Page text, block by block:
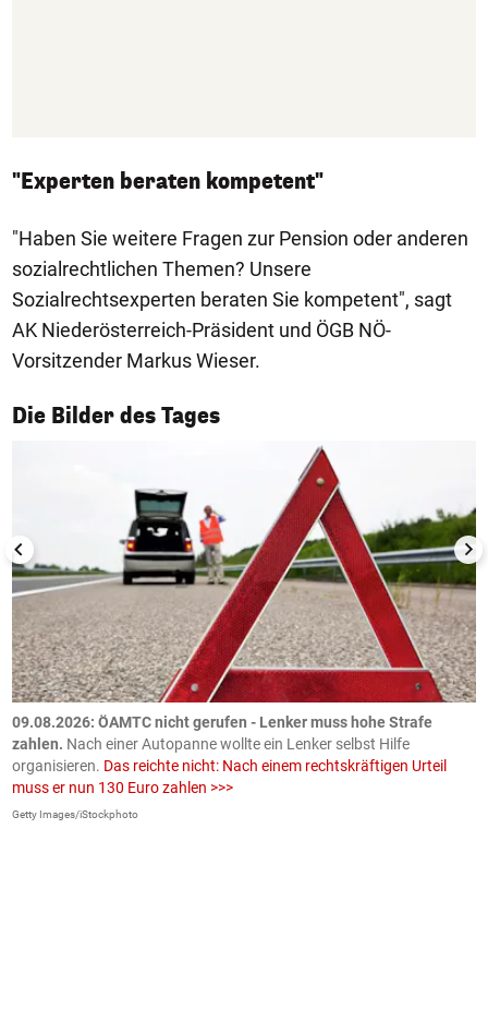
"Experten beraten kompetent"
"Haben Sie weitere Fragen zur Pension oder anderen
sozialrechtlichen Themen? Unsere
Sozialrechtsexperten beraten Sie kompetent", sagt
AK Niederösterreich-Präsident und ÖGB NÖ-
Vorsitzender Markus Wieser.
Die Bilder des Tages
1/50
09.08.2026: ÖAMTC nicht gerufen - Lenker muss hohe Strafe
zahlen. Nach einer Autopanne wollte ein Lenker selbst Hilfe
organisieren. Das reichte nicht: Nach einem rechtskräftigen Urteil
muss er nun 130 Euro zahlen >>>
Getty Images/iStockphoto